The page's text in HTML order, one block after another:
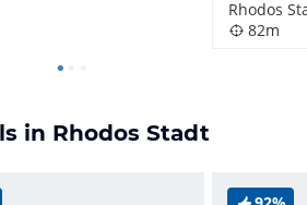
Rhodos
82m
in Rhodos Stadt